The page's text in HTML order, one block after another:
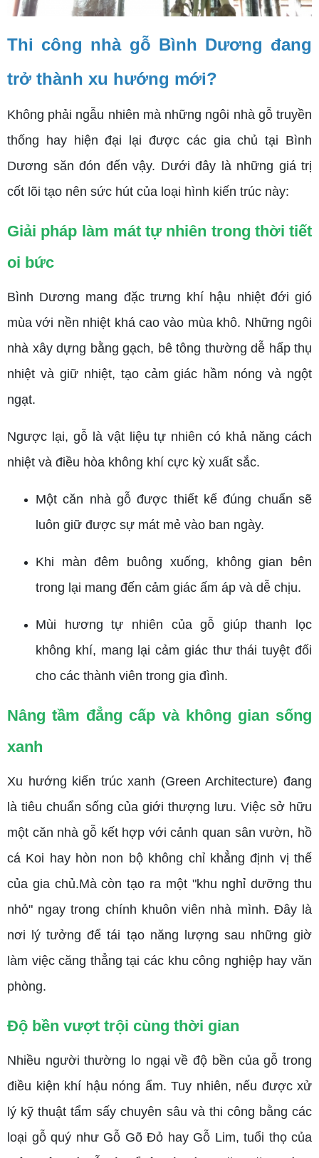
Thi công nhà gỗ Bình Dương đang
trở thành xu hướng mới?
Không phải ngẫu nhiên mà những ngôi nhà gỗ truyền
thống hay hiện đại lại được các gia chủ tại Bình
Dương săn đón đến vậy. Dưới đây là những giá trị
cốt lõi tạo nên sức hút của loại hình kiến trúc này:
Giải pháp làm mát tự nhiên trong thời tiết
oi bức
Bình Dương mang đặc trưng khí hậu nhiệt đới gió
mùa với nền nhiệt khá cao vào mùa khô. Những ngôi
nhà xây dựng bằng gạch, bê tông thường dễ hấp thụ
nhiệt và giữ nhiệt, tạo cảm giác hầm nóng và ngột
ngạt.
Ngược lại, gỗ là vật liệu tự nhiên có khả năng cách
nhiệt và điều hòa không khí cực kỳ xuất sắc.
Một căn nhà gỗ được thiết kế đúng chuẩn sẽ
luôn giữ được sự mát mẻ vào ban ngày.
Khi màn đêm buông xuống, không gian bên
trong lại mang đến cảm giác ấm áp và dễ chịu.
Mùi hương tự nhiên của gỗ giúp thanh lọc
không khí, mang lại cảm giác thư thái tuyệt đối
cho các thành viên trong gia đình.
Nâng tầm đẳng cấp và không gian sống
xanh
Xu hướng kiến trúc xanh (Green Architecture) đang
là tiêu chuẩn sống của giới thượng lưu. Việc sở hữu
một căn nhà gỗ kết hợp với cảnh quan sân vườn, hồ
cá Koi hay hòn non bộ không chỉ khẳng định vị thế
của gia chủ.Mà còn tạo ra một "khu nghỉ dưỡng thu
nhỏ" ngay trong chính khuôn viên nhà mình. Đây là
nơi lý tưởng để tái tạo năng lượng sau những giờ
làm việc căng thẳng tại các khu công nghiệp hay văn
phòng.
Độ bền vượt trội cùng thời gian
Nhiều người thường lo ngại về độ bền của gỗ trong
điều kiện khí hậu nóng ẩm. Tuy nhiên, nếu được xử
lý kỹ thuật tẩm sấy chuyên sâu và thi công bằng các
loại gỗ quý như Gỗ Gõ Đỏ hay Gỗ Lim, tuổi thọ của